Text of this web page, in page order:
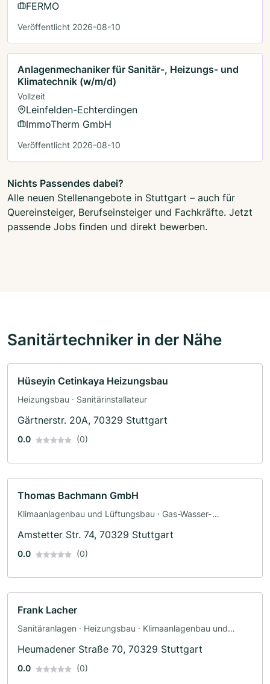
FERMO
Veröffentlicht 2026-08-10
Anlagenmechaniker für Sanitär-, Heizungs- und
Klimatechnik (w/m/d)
Vollzeit
Leinfelden-Echterdingen
ImmoTherm GmbH
Veröffentlicht 2026-08-10
Nichts Passendes dabei?
Alle neuen Stellenangebote in Stuttgart – auch für
Quereinsteiger, Berufseinsteiger und Fachkräfte. Jetzt
passende Jobs finden und direkt bewerben.
Sanitärtechniker in der Nähe
Hüseyin Cetinkaya Heizungsbau
Heizungsbau · Sanitärinstallateur
Gärtnerstr. 20A, 70329 Stuttgart
0.0 (0)
Thomas Bachmann GmbH
Klimaanlagenbau und Lüftungsbau · Gas-Wasser-
Amstetter Str. 74, 70329 Stuttgart
0.0 (0)
Frank Lacher
Sanitäranlagen · Heizungsbau · Klimaanlagenbau und
Heumadener Straße 70, 70329 Stuttgart
0.0 (0)